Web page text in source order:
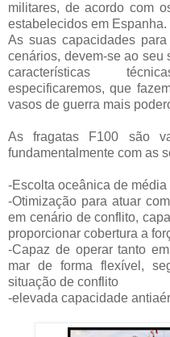
militares, de acordo com
estabelecidos em Espanha.
As suas capacidades
cenários, devem-se ao seu
características
especificaremos, que
vasos de guerra mais
As fragatas F100 são
fundamentalmente com as
-Escolta oceânica de média
-Otimização para atuar
em cenário de conflito,
proporcionar cobertura a
-Capaz de operar tanto
mar de forma flexível,
situação de conflito
-elevada capacidade